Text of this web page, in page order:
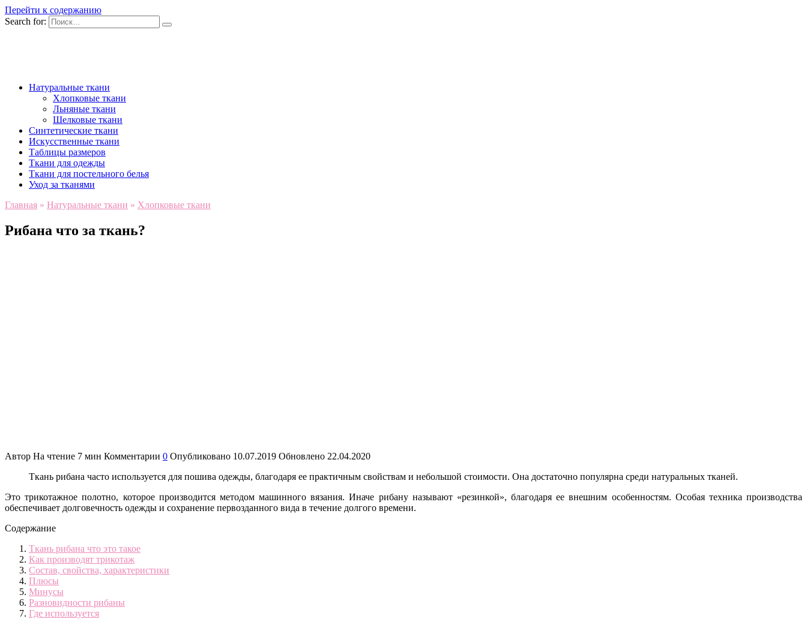
Перейти к содержанию
Search for:
Натуральные ткани
Хлопковые ткани
Льняные ткани
Шелковые ткани
Синтетические ткани
Искусственные ткани
Таблицы размеров
Ткани для одежды
Ткани для постельного белья
Уход за тканями
Главная » Натуральные ткани » Хлопковые ткани
Рибана что за ткань?
Автор На чтение 7 мин Комментарии 0 Опубликовано 10.07.2019 Обновлено 22.04.2020
Ткань рибана часто используется для пошива одежды, благодаря ее практичным свойствам и небольшой стоимости. Она достаточно популярна среди натуральных тканей.
Это трикотажное полотно, которое производится методом машинного вязания. Иначе рибану называют «резинкой», благодаря ее внешним особенностям. Особая техника производства
обеспечивает долговечность одежды и сохранение первозданного вида в течение долгого времени.
Содержание
Ткань рибана что это такое
Как производят трикотаж
Состав, свойства, характеристики
Плюсы
Минусы
Разновидности рибаны
Где используется